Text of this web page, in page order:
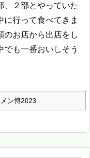
、２部とやっていた
に行って食べてきま
のお店から出店をし
でも一番おいしそう
ン博2023